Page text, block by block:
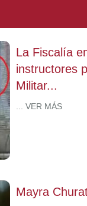
La Fiscalía
instructores
Militar...
... VER MÁS
Mayra